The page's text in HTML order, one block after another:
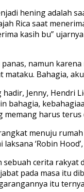
hening adalah
Rica saat
kasih bu”
namun
Bahagia,
Jenny, Hendri
bahagia,
memang harus
menuju
‘Robin
cerita
pada masa itu
itu